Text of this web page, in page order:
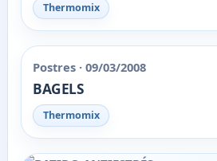
Thermomix
Postres · 09/03/2008
BAGELS
Thermomix